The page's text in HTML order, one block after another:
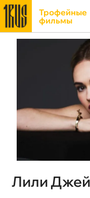
Трофейные
фильмы
Лили